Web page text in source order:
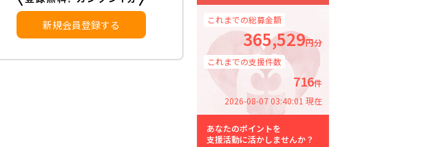
新規会員登録する これまでの総募金額
365,529円分
これまでの支援件数
716件
2026-08-07 03:40:01 現在
あなたのポイントを
支援活動に活かしませんか？